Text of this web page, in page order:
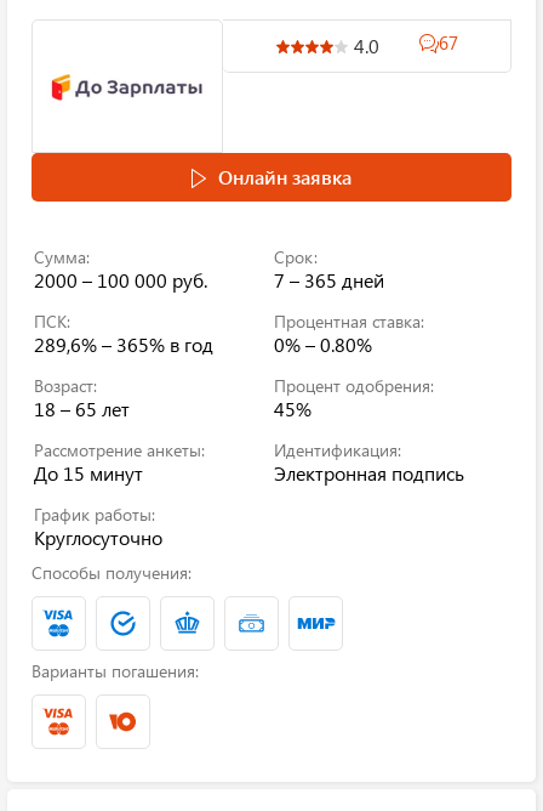
4.0 67
Онлайн заявка
Сумма:
2000 – 100 000 руб.
Срок:
7 – 365 дней
ПСК:
289,6% – 365% в год
Процентная ставка:
0% – 0.80%
Возраст:
18 – 65 лет
Процент одобрения:
45%
Рассмотрение анкеты:
До 15 минут
Идентификация:
Электронная подпись
График работы:
Круглосуточно
Способы получения:
Варианты погашения: